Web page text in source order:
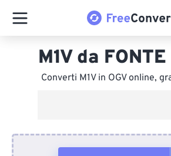
M1V da
Converti M1V in OGV online,